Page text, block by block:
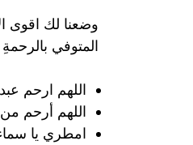
وضعنا لك اقوى
المتوفي
اللهم ارحم
اللهم أرحم
امطري يا